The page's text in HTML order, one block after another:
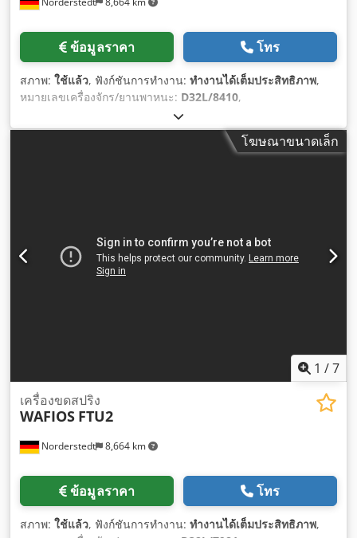
ข้อมูลราคา โทร
สภาพ: ใช้แล้ว, ฟังก์ชันการทำงาน: ทำงานได้เต็มประสิทธิภาพ,
หมายเลขเครื่องจักร/ยานพาหนะ: D32L/8410,
โฆษณาขนาดเล็ก
1 /7
Norderstedt 8,664 km
เครื่องขดสปริง
WAFIOS FTU2
ข้อมูลราคา โทร
สภาพ: ใช้แล้ว, ฟังก์ชันการทำงาน: ทำงานได้เต็มประสิทธิภาพ,